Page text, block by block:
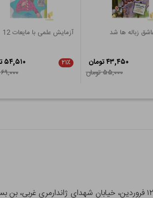
زباله ها شد
۴۳,۴۵۰ تومان
۵۵,۰۰۰ تومان
آزمایش علمی با مایعات 12
۲۱٪
۵۴,۵۱۰ تومان
۶۹,۰۰۰ تومان